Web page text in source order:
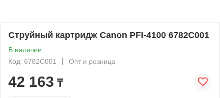
Струйный картридж Canon PFI-4100 6782C001
В наличии
Код: 6782C001
Опт и розница
42 163 ₸